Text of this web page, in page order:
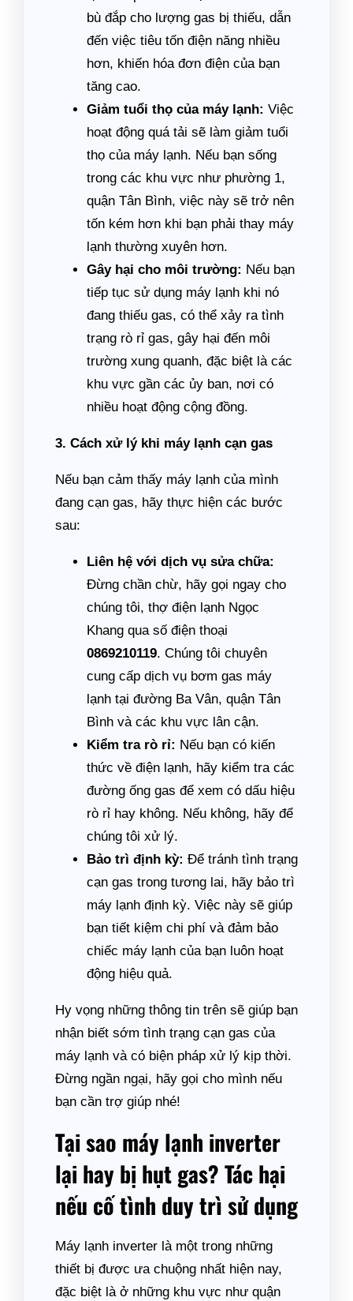
bù đắp cho lượng gas bị thiếu, dẫn
đến việc tiêu tốn điện năng nhiều
hơn, khiến hóa đơn điện của bạn
tăng cao.
Giảm tuổi thọ của máy lạnh: Việc
hoạt động quá tải sẽ làm giảm tuổi
thọ của máy lạnh. Nếu bạn sống
trong các khu vực như phường 1,
quận Tân Bình, việc này sẽ trở nên
tốn kém hơn khi bạn phải thay máy
lạnh thường xuyên hơn.
Gây hại cho môi trường: Nếu bạn
tiếp tục sử dụng máy lạnh khi nó
đang thiếu gas, có thể xảy ra tình
trạng rò rỉ gas, gây hại đến môi
trường xung quanh, đặc biệt là các
khu vực gần các ủy ban, nơi có
nhiều hoạt động cộng đồng.
3. Cách xử lý khi máy lạnh cạn gas
Nếu bạn cảm thấy máy lạnh của mình
đang cạn gas, hãy thực hiện các bước
sau:
Liên hệ với dịch vụ sửa chữa:
Đừng chần chừ, hãy gọi ngay cho
chúng tôi, thợ điện lạnh Ngọc
Khang qua số điện thoại
0869210119. Chúng tôi chuyên
cung cấp dịch vụ bơm gas máy
lạnh tại đường Ba Vân, quận Tân
Bình và các khu vực lân cận.
Kiểm tra rò rỉ: Nếu bạn có kiến
thức về điện lạnh, hãy kiểm tra các
đường ống gas để xem có dấu hiệu
rò rỉ hay không. Nếu không, hãy để
chúng tôi xử lý.
Bảo trì định kỳ: Để tránh tình trạng
cạn gas trong tương lai, hãy bảo trì
máy lạnh định kỳ. Việc này sẽ giúp
bạn tiết kiệm chi phí và đảm bảo
chiếc máy lạnh của bạn luôn hoạt
động hiệu quả.
Hy vọng những thông tin trên sẽ giúp bạn
nhận biết sớm tình trạng cạn gas của
máy lạnh và có biện pháp xử lý kịp thời.
Đừng ngần ngại, hãy gọi cho mình nếu
bạn cần trợ giúp nhé!
Tại sao máy lạnh inverter
lại hay bị hụt gas? Tác hại
nếu cố tình duy trì sử dụng
Máy lạnh inverter là một trong những
thiết bị được ưa chuộng nhất hiện nay,
đặc biệt là ở những khu vực như quận